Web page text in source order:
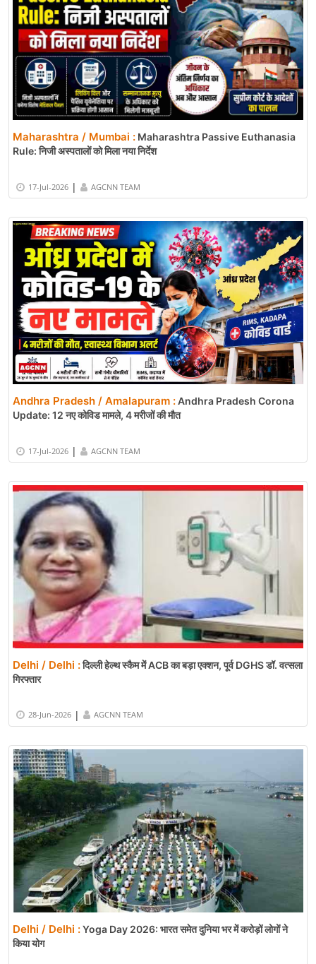
Maharashtra / Mumbai : Maharashtra Passive Euthanasia
Rule: निजी अस्पतालों को मिला नया निर्देश
17-Jul-2026 | AGCNN TEAM
Andhra Pradesh / Amalapuram :Andhra Pradesh Corona
Update: 12 नए कोविड मामले, 4 मरीजों की मौत
17-Jul-2026 | AGCNN TEAM
Delhi / Delhi :दिल्ली हेल्थ स्कैम में ACB का बड़ा एक्शन, पूर्व DGHS डॉ. वत्सला
गिरफ्तार
28-Jun-2026 | AGCNN TEAM
Delhi / Delhi :Yoga Day 2026: भारत समेत दुनिया भर में करोड़ों लोगों ने
किया योग